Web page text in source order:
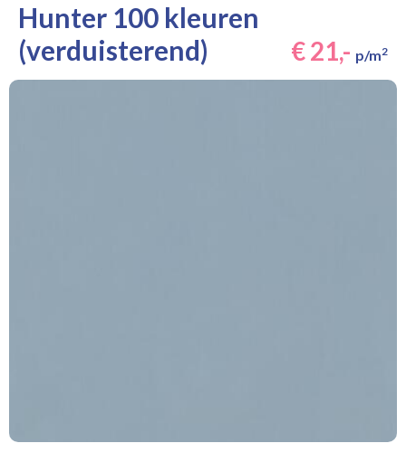
Hunter 100 kleuren
(verduisterend)
€ 21,- p/m2